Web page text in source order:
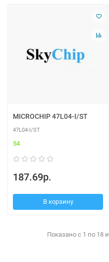
MICROCHIP 47L04-I/ST
47L04-I/ST
54
187.69р.
В корзину
Показано с 1 по 18